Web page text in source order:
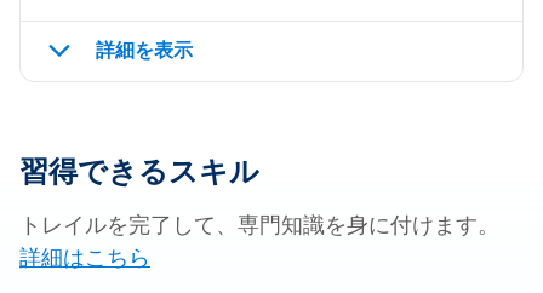
詳細を表示
習得できるスキル
トレイルを完了して、専門知識を身に付けます。
詳細はこちら